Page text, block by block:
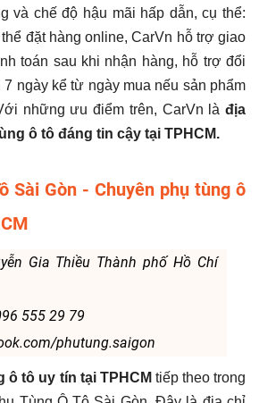
và chế độ hậu mãi hấp dẫn, cụ thể:
đặt hàng online, CarVn hỗ trợ giao
toán sau khi nhận hàng, hỗ trợ đổi
ngày kể từ ngày mua nếu sản phẩm
những ưu điểm trên, CarVn là địa
ô tô đáng tin cậy tại TPHCM.
Sài Gòn - Chuyên phụ tùng ô
Gia Thiều Thành phố Hồ Chí
555 29 79
phutung.saigon
ô tô uy tín tại TPHCM tiếp theo trong